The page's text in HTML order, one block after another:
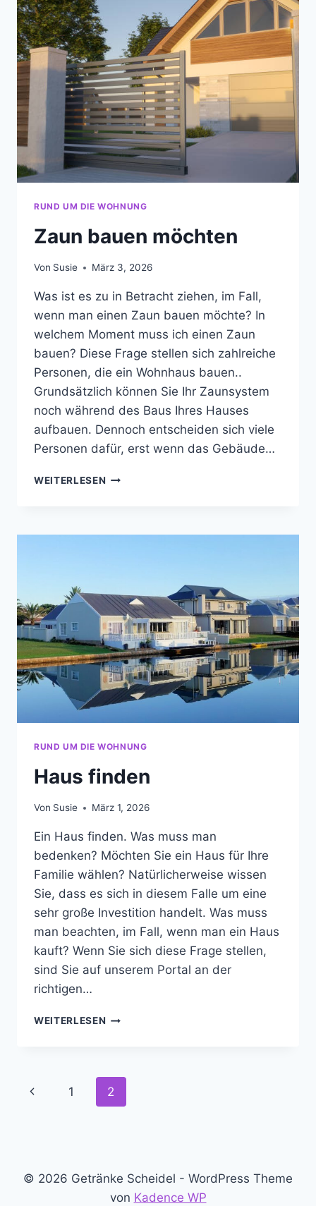
RUND UM DIE WOHNUNG
Zaun bauen möchten
Von Susie März 3, 2026
Was ist es zu in Betracht ziehen, im Fall,
wenn man einen Zaun bauen möchte? In
welchem Moment muss ich einen Zaun
bauen? Diese Frage stellen sich zahlreiche
Personen, die ein Wohnhaus bauen..
Grundsätzlich können Sie Ihr Zaunsystem
noch während des Baus Ihres Hauses
aufbauen. Dennoch entscheiden sich viele
Personen dafür, erst wenn das Gebäude…
WEITERLESEN ZAUN
RUND UM DIE WOHNUNG
Haus finden
Von Susie März 1, 2026
Ein Haus finden. Was muss man
bedenken? Möchten Sie ein Haus für Ihre
Familie wählen? Natürlicherweise wissen
Sie, dass es sich in diesem Falle um eine
sehr große Investition handelt. Was muss
man beachten, im Fall, wenn man ein Haus
kauft? Wenn Sie sich diese Frage stellen,
sind Sie auf unserem Portal an der
richtigen…
WEITERLESEN HAUS
Seitennavigation
Vorherige
1 2
© 2026 Getränke Scheidel - WordPress Theme
von Kadence WP